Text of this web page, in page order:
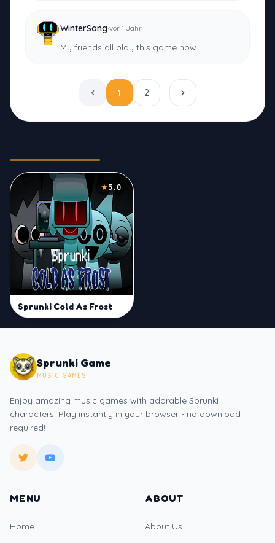
WinterSong·vor 1 Jahr
My friends all play this game now
1 2 …
5.0
Sprunki Cold As Frost
Sprunki Game
MUSIC GAMES
Enjoy amazing music games with adorable Sprunki
characters. Play instantly in your browser - no download
required!
MENU
Home
ABOUT
About Us